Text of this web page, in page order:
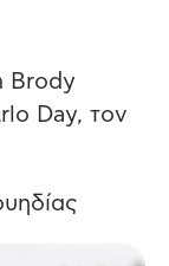
Brody
Day, τον